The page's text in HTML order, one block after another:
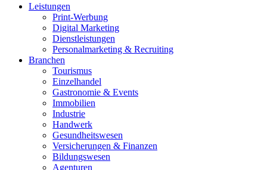
Leistungen
Print-Werbung
Digital Marketing
Dienstleistungen
Personalmarketing & Recruiting
Branchen
Tourismus
Einzelhandel
Gastronomie & Events
Immobilien
Industrie
Handwerk
Gesundheitswesen
Versicherungen & Finanzen
Bildungswesen
Agenturen